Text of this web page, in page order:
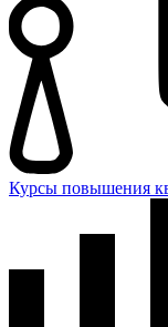
Курсы повышения